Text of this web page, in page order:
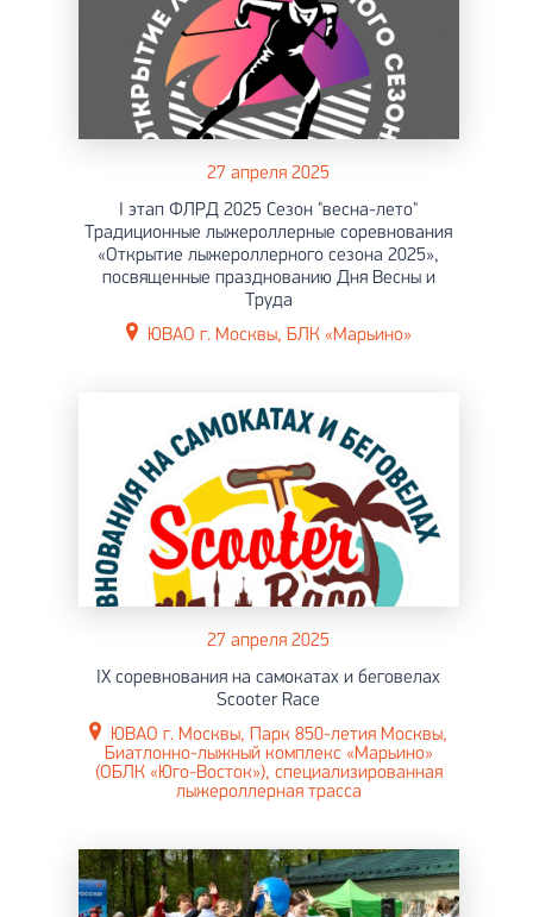
27 апреля 2025
I этап ФЛРД 2025 Сезон "весна-лето"
Традиционные лыжероллерные соревнования
«Открытие лыжероллерного сезона 2025»,
посвященные празднованию Дня Весны и
Труда
ЮВАО г. Москвы, БЛК «Марьино»
27 апреля 2025
IX соревнования на самокатах и беговелах
Scooter Race
ЮВАО г. Москвы, Парк 850-летия Москвы,
Биатлонно-лыжный комплекс «Марьино»
(ОБЛК «Юго-Восток»), специализированная
лыжероллерная трасса